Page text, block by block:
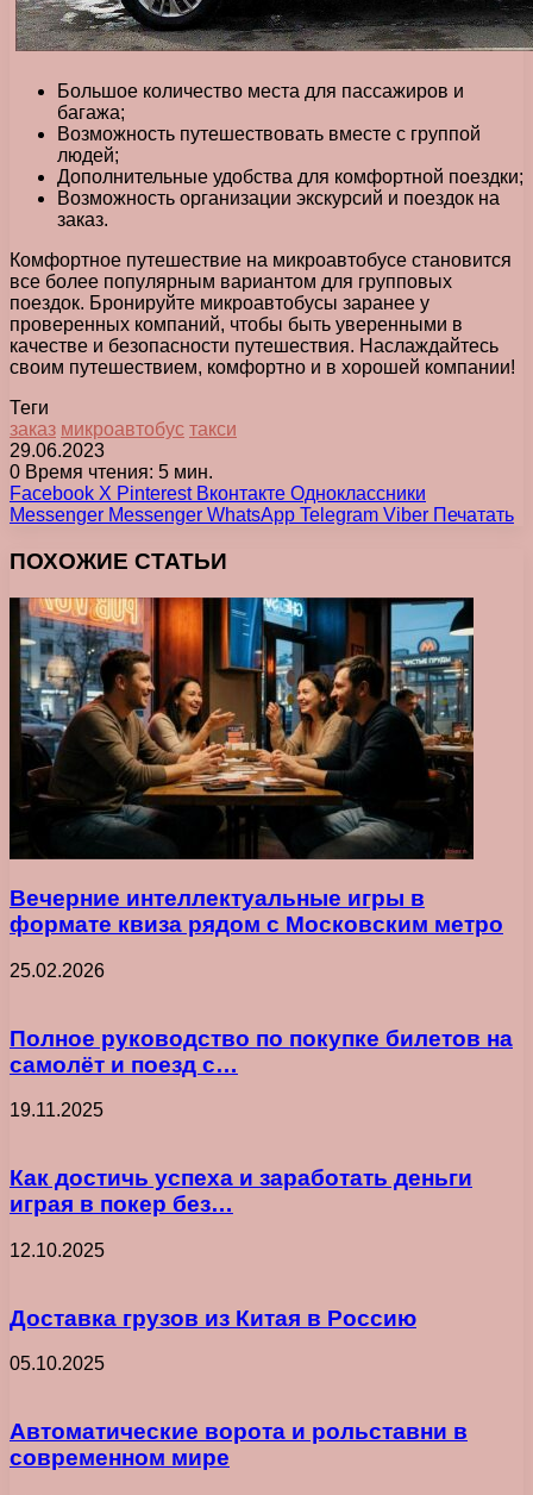
Большое количество места для пассажиров и
багажа;
Возможность путешествовать вместе с группой
людей;
Дополнительные удобства для комфортной поездки;
Возможность организации экскурсий и поездок на
заказ.
Комфортное путешествие на микроавтобусе становится
все более популярным вариантом для групповых
поездок. Бронируйте микроавтобусы заранее у
проверенных компаний, чтобы быть уверенными в
качестве и безопасности путешествия. Наслаждайтесь
своим путешествием, комфортно и в хорошей компании!
Теги
заказ микроавтобус такси
29.06.2023
0 Время чтения: 5 мин.
Facebook X Pinterest Вконтакте Одноклассники
Messenger Messenger WhatsApp Telegram Viber Печатать
ПОХОЖИЕ СТАТЬИ
Вечерние интеллектуальные игры в
формате квиза рядом с Московским метро
25.02.2026
Полное руководство по покупке билетов на
самолёт и поезд с…
19.11.2025
Как достичь успеха и заработать деньги
играя в покер без…
12.10.2025
Доставка грузов из Китая в Россию
05.10.2025
Автоматические ворота и рольставни в
современном мире